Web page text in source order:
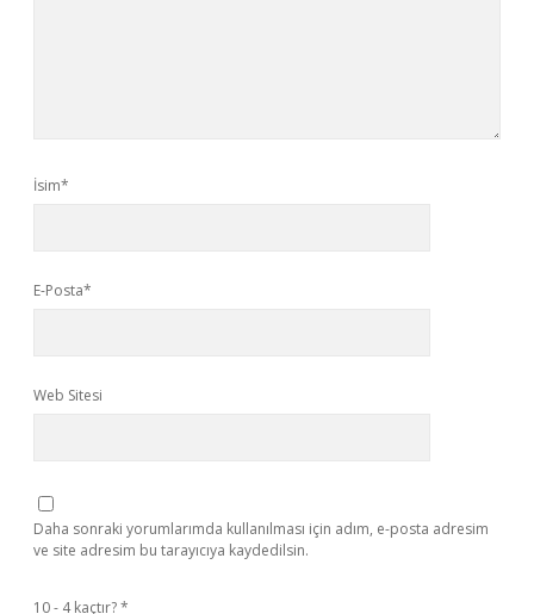
İsim*
E-Posta*
Web Sitesi
Daha sonraki yorumlarımda kullanılması için adım, e-posta adresim
ve site adresim bu tarayıcıya kaydedilsin.
10 - 4 kaçtır?*